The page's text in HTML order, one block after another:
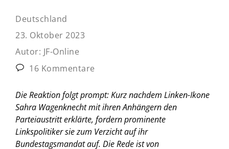
Deutschland
23. Oktober 2023
Autor: JF-Online
16 Kommentare
Die Reaktion folgt prompt: Kurz nachdem Linken-Ikone
Sahra Wagenknecht mit ihren Anhängern den
Parteiaustritt erklärte, fordern prominente
Linkspolitiker sie zum Verzicht auf ihr
Bundestagsmandat auf. Die Rede ist von